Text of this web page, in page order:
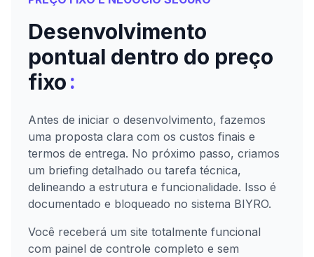
Desenvolvimento
pontual dentro do preço
fixo:
Antes de iniciar o desenvolvimento, fazemos
uma proposta clara com os custos finais e
termos de entrega. No próximo passo, criamos
um briefing detalhado ou tarefa técnica,
delineando a estrutura e funcionalidade. Isso é
documentado e bloqueado no sistema BIYRO.
Você receberá um site totalmente funcional
com painel de controle completo e sem